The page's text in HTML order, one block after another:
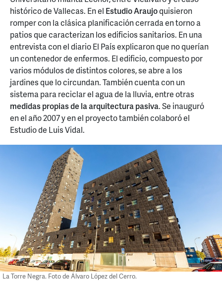
histórico de Vallecas. En el Estudio Araujoquisieron
romper con la clásica planificación cerrada en torno a
patios que caracterizan los edificios sanitarios. En una
entrevista con el diario El País explicaron que no querían
un contenedor de enfermos. El edificio, compuesto por
varios módulos de distintos colores, se abre a los
jardines que lo circundan. También cuenta con un
sistema para reciclar el agua de la lluvia, entre otras
medidas propias de la arquitectura pasiva. Se inauguró
en el año 2007 y en el proyecto también colaboró el
Estudio de Luis Vidal.
La Torre Negra. Foto de Álvaro López del Cerro.